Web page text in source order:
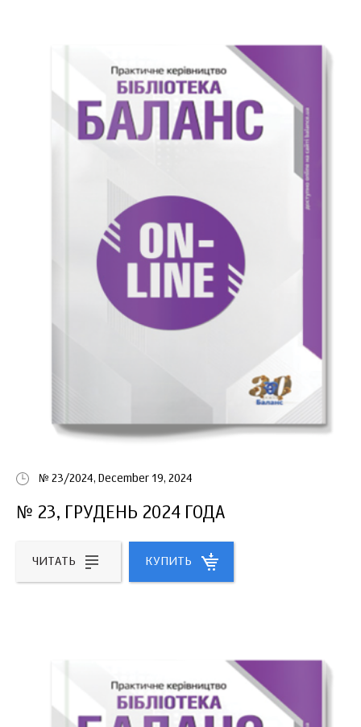
№ 23/2024, December 19, 2024
№ 23, ГРУДЕНЬ 2024 ГОДА
ЧИТАТЬ КУПИТЬ